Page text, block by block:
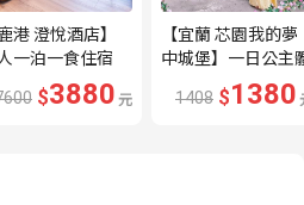
鹿港 澄悅酒店】
一泊一食住宿
---🔥平日限量升
家庭房、贈兩小🔥
$3880元
【宜蘭 芯園我的夢
中城堡】一日公主
驗券---🔥含歐式下
午茶及換裝🔥
1408 $1380